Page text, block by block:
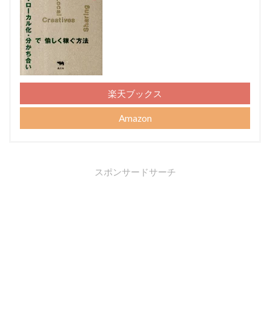
楽天ブックス
Amazon
スポンサードサーチ